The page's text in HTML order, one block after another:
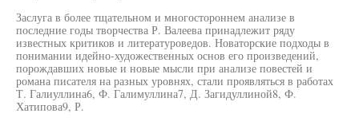
Заслуга в более тщательном и многостороннем анализе в
последние годы творчества Р. Валеева принадлежит ряду
известных критиков и литературоведов. Новаторские подходы в
понимании идейно-художественных основ его произведений,
порождавших новые и новые мысли при анализе повестей и
романа писателя на разных уровнях, стали проявляться в работах
Т. Галиуллина6, Ф. Галимуллина7, Д. Загидуллиной8, Ф.
Хатипова9, Р.